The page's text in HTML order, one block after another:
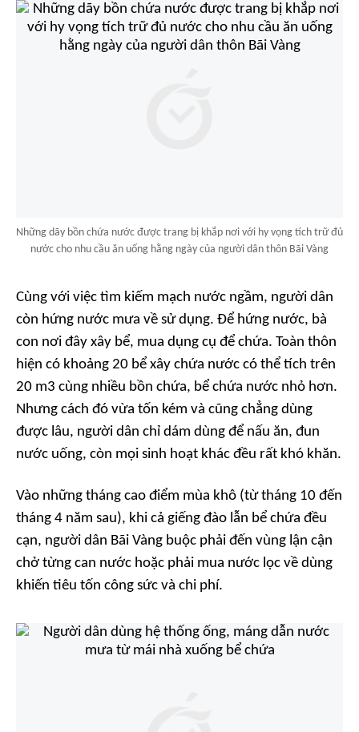
Những dãy bồn chứa nước được trang bị khắp nơi với hy vọng tích trữ đủ
nước cho nhu cầu ăn uống hằng ngày của người dân thôn Bãi Vàng
Cùng với việc tìm kiếm mạch nước ngầm, người dân
còn hứng nước mưa về sử dụng. Để hứng nước, bà
con nơi đây xây bể, mua dụng cụ để chứa. Toàn thôn
hiện có khoảng 20 bể xây chứa nước có thể tích trên
20 m3 cùng nhiều bồn chứa, bể chứa nước nhỏ hơn.
Nhưng cách đó vừa tốn kém và cũng chẳng dùng
được lâu, người dân chỉ dám dùng để nấu ăn, đun
nước uống, còn mọi sinh hoạt khác đều rất khó khăn.
Vào những tháng cao điểm mùa khô (từ tháng 10 đến
tháng 4 năm sau), khi cả giếng đào lẫn bể chứa đều
cạn, người dân Bãi Vàng buộc phải đến vùng lận cận
chở từng can nước hoặc phải mua nước lọc về dùng
khiến tiêu tốn công sức và chi phí.